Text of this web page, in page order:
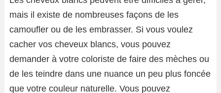
mais il existe de nombreuses façons de les
camoufler ou de les embrasser. Si vous voulez
cacher vos cheveux blancs, vous pouvez
demander à votre coloriste de faire des mèches ou
de les teindre dans une nuance un peu plus foncée
que votre couleur naturelle. Vous pouvez